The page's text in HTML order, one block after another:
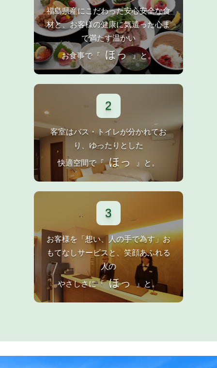
福島県産にこだわった安心安全な食
材と、お客様の健康に気遣った心ま
で満たす温かい
お食事で『 ほっ 』と。
2
客室はバス・トイレが分かれてお
り、ゆったりとした
快適空間で『 ほっ 』と。
3
お客様を「想い、人の手で為す」お
もてなしサービスと、笑顔あふれる
人の
やさしさに『 ほっ 』と。